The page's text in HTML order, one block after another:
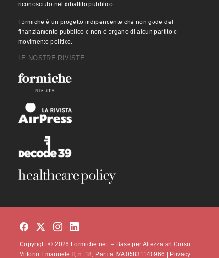
riconosciuto nel dibattito pubblico.
Formiche è un progetto indipendente che non gode del
finanziamento pubblico e non è organo di alcun partito o
movimento politico.
LE NOSTRE RIVISTE
Copyright © 2026 Formiche.net. – Base per Altezza srl Corso
Vittorio Emanuele II, n. 18, Partita IVA 05831140966 | Privacy